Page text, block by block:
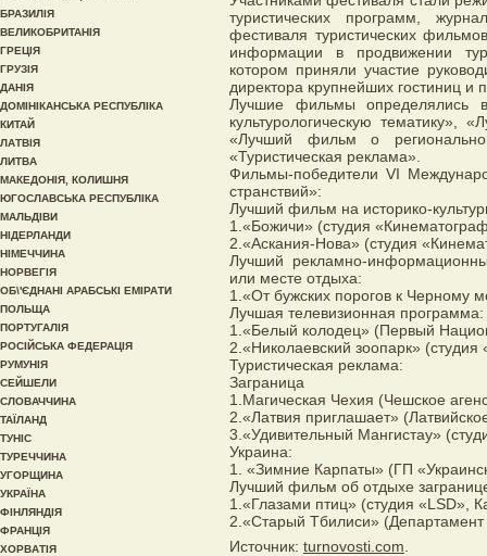
туристических программ,
фестиваля туристических
информации в продвижении
котором приняли участие
директора крупнейших гостиниц и
Лучшие фильмы определялись
культурологическую тематику»,
«Лучший фильм о
«Туристическая реклама».
Фильмы-победители VI
странствий»:
Лучший фильм на историко-
1.«Божичи» (студия
2.«Аскания-Нова» (студия
Лучший рекламно-
или месте отдыха:
1.«От бужских порогов к Черному
Лучшая телевизионная программа:
1.«Белый колодец» (Первый
2.«Николаевский зоопарк»
Туристическая реклама:
Заграница
1.Магическая Чехия (Чешское
2.«Латвия приглашает»
3.«Удивительный Мангистау»
Украина:
1. «Зимние Карпаты» (ГП
Лучший фильм об отдыхе
1.«Глазами птиц» (студия «LSD»,
2.«Старый Тбилиси» (Департамент
Источник: turnovosti.com
БРАЗИЛІЯ
ВЕЛИКОБРИТАНІЯ
ГРЕЦІЯ
ГРУЗІЯ
ДАНІЯ
ДОМІНІКАНСЬКА РЕСПУБЛІКА
КИТАЙ
ЛАТВІЯ
ЛИТВА
МАКЕДОНІЯ, КОЛИШНЯ
ЮГОСЛАВСЬКА РЕСПУБЛІКА
МАЛЬДІВИ
НІДЕРЛАНДИ
НІМЕЧЧИНА
НОРВЕГІЯ
ОБ\'ЄДНАНІ АРАБСЬКІ ЕМІРАТИ
ПОЛЬЩА
ПОРТУГАЛІЯ
РОСІЙСЬКА ФЕДЕРАЦІЯ
РУМУНІЯ
СЕЙШЕЛИ
СЛОВАЧЧИНА
ТАЇЛАНД
ТУНІС
ТУРЕЧЧИНА
УГОРЩИНА
УКРАЇНА
ФІНЛЯНДІЯ
ФРАНЦІЯ
ХОРВАТІЯ